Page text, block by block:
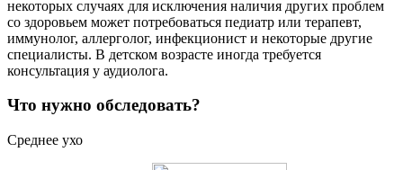
некоторых случаях для исключения наличия других проблем
со здоровьем может потребоваться педиатр или терапевт,
иммунолог, аллерголог, инфекционист и некоторые другие
специалисты. В детском возрасте иногда требуется
консультация у аудиолога.
Что нужно обследовать?
Среднее ухо